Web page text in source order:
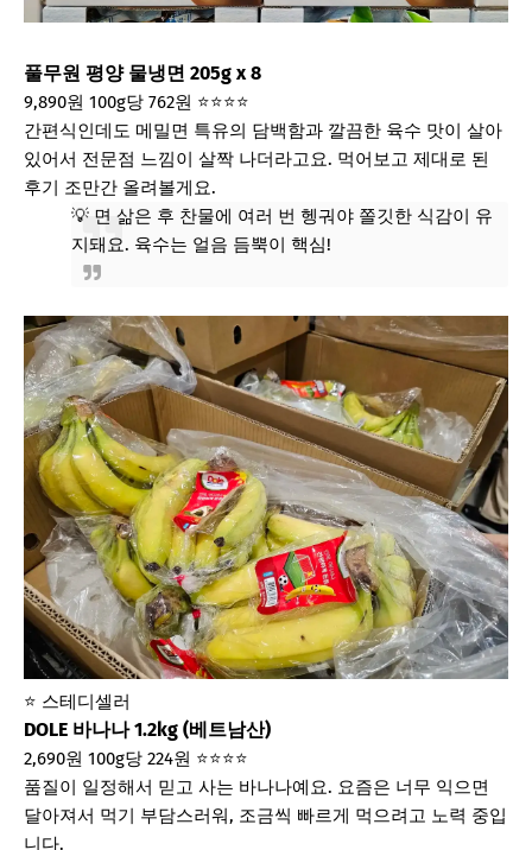
풀무원 평양 물냉면 205g x 8
9,890원 100g당 762원 ⭐⭐⭐⭐
간편식인데도 메밀면 특유의 담백함과 깔끔한 육수 맛이 살아
있어서 전문점 느낌이 살짝 나더라고요. 먹어보고 제대로 된
후기 조만간 올려볼게요.
💡 면 삶은 후 찬물에 여러 번 헹궈야 쫄깃한 식감이 유
지돼요. 육수는 얼음 듬뿍이 핵심!
⭐ 스테디셀러
DOLE 바나나 1.2kg (베트남산)
2,690원 100g당 224원 ⭐⭐⭐⭐
품질이 일정해서 믿고 사는 바나나예요. 요즘은 너무 익으면
달아져서 먹기 부담스러워, 조금씩 빠르게 먹으려고 노력 중입
니다.